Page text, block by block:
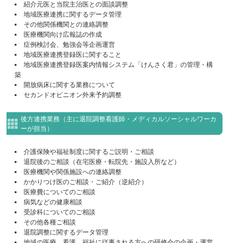
紹介元医と当院主治医との面談調整
地域医療連携に関するデータ管理
その他関係機関との連絡調整
医療機関向け広報誌の作成
症例検討会、勉強会等企画運営
地域医療連携登録医に関すること
地域医療連携登録医案内情報システム「けんさく君」の管理・構
築
開放病床に関する業務について
セカンドオピニオン外来予約調整
後方連携業務（主に退院調整看護師・メディカルソーシャルワーカ
ーが担当）
介護保険や福祉制度に関するご説明・ご相談
退院後のご相談（在宅医療・転院先・施設入所など）
医療機関や関係施設への連絡調整
かかりつけ医のご相談・ご紹介（逆紹介）
医療費についてのご相談
病気などの健康相談
受診科についてのご相談
その他各種ご相談
退院調整に関するデータ管理